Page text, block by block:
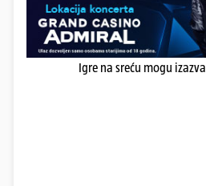
Igre na sreću mogu